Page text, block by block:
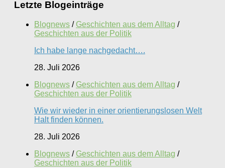
Letzte Blogeinträge
Blognews / Geschichten aus dem Alltag /
Geschichten aus der Politik
Ich habe lange nachgedacht….
28. Juli 2026
Blognews / Geschichten aus dem Alltag /
Geschichten aus der Politik
Wie wir wieder in einer orientierungslosen Welt
Halt finden können.
28. Juli 2026
Blognews / Geschichten aus dem Alltag /
Geschichten aus der Politik